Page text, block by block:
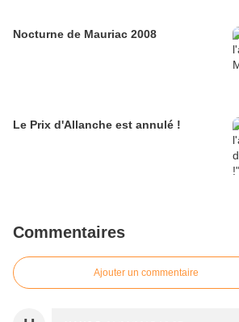
Nocturne de Mauriac 2008
Le Prix d'Allanche est annulé !
Commentaires
Ajouter un commentaire